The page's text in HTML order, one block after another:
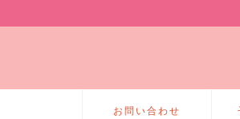
お問い合わせ